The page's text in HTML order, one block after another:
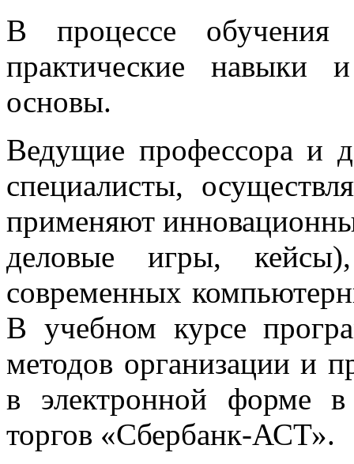
В процессе обучения
практические навыки
основы.
Ведущие профессора и
специалисты,
применяют
деловые игры,
современных
В учебном курсе
методов организации и
в электронной форме в
торгов «Сбербанк-АСТ».